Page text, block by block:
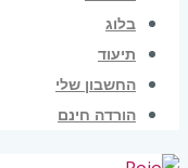
בלוג
תיעוד
החשבון שלי
הורדה חינם